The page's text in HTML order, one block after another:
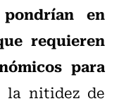
en
requieren
para
la nitidez de